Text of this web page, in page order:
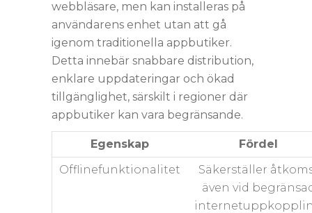
webbläsare, men kan installeras på
användarens enhet utan att gå
igenom traditionella appbutiker.
Detta innebär snabbare distribution,
enklare uppdateringar och ökad
tillgänglighet, särskilt i regioner där
appbutiker kan vara begränsande.
Egenskap
Fördel
Offlinefunktionalitet
Säkerställer
även vid